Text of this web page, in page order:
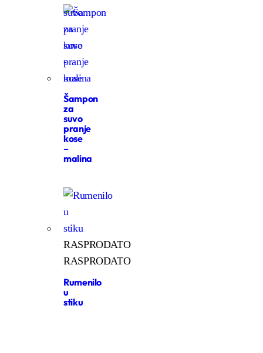
Šampon
za
suvo
pranje
kose
–
malina
RASPRODATO
RASPRODATO
Rumenilo
u
stiku